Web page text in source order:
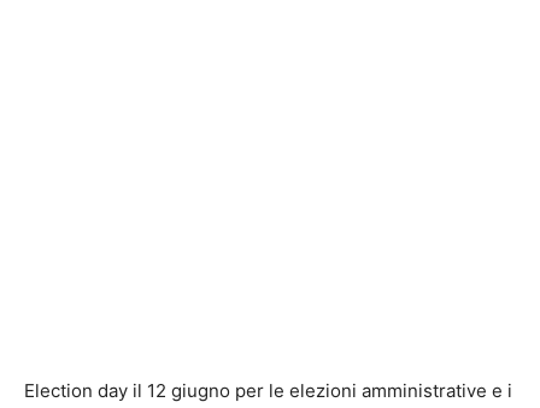
Election day il 12 giugno per le elezioni amministrative e i